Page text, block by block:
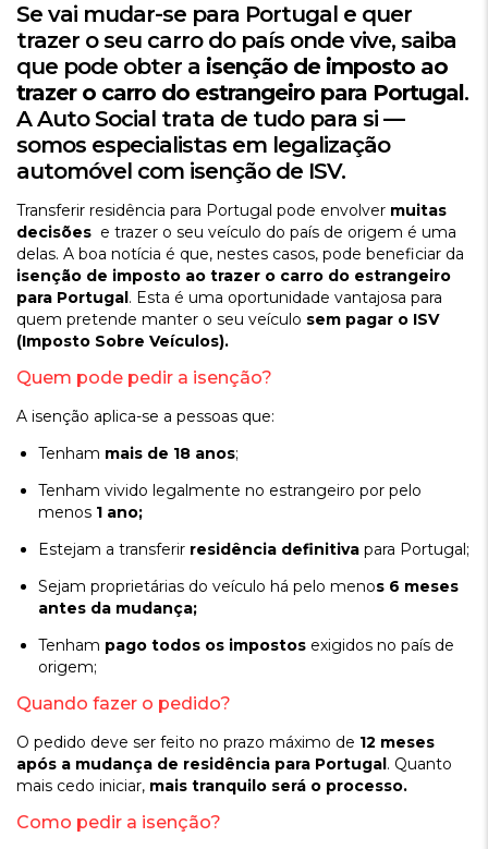
Se vai mudar-se para Portugal e quer
trazer o seu carro do país onde vive, saiba
que pode obter a isenção de imposto ao
trazer o carro do estrangeiro para Portugal.
A Auto Social trata de tudo para si —
somos especialistas em legalização
automóvel com isenção de ISV.
Transferir residência para Portugal pode envolver muitas
decisões e trazer o seu veículo do país de origem é uma
delas. A boa notícia é que, nestes casos, pode beneficiar da
isenção de imposto ao trazer o carro do estrangeiro
para Portugal. Esta é uma oportunidade vantajosa para
quem pretende manter o seu veículo sem pagar o ISV
(Imposto Sobre Veículos).
Quem pode pedir a isenção?
A isenção aplica-se a pessoas que:
Tenham mais de 18 anos;
Tenham vivido legalmente no estrangeiro por pelo
menos 1 ano;
Estejam a transferir residência definitiva para Portugal;
Sejam proprietárias do veículo há pelo menos 6 meses
antes da mudança;
Tenham pago todos os impostos exigidos no país de
origem;
Quando fazer o pedido?
O pedido deve ser feito no prazo máximo de 12 meses
após a mudança de residência para Portugal. Quanto
mais cedo iniciar, mais tranquilo será o processo.
Como pedir a isenção?